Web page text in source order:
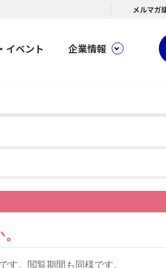
メルマガ
イベント 企業情報
す。閲覧期間も同様です。